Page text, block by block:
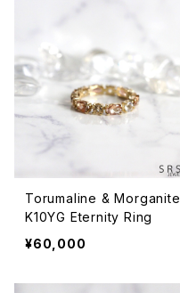
Torumaline & Morganite
K10YG Eternity Ring
¥60,000